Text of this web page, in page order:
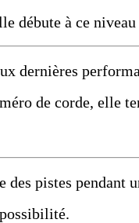
débute à ce
dernières
de corde, elle
des pistes pendant